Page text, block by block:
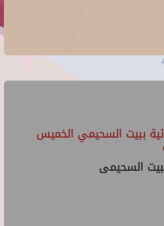
ببيت السحيمي الخميس
السحيمى